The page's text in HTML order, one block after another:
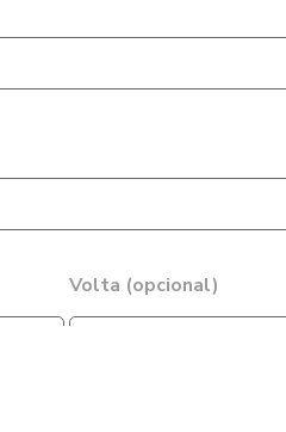
Volta (opcional)